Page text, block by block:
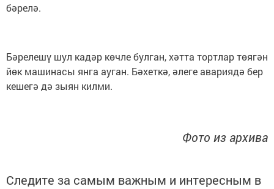
бәрелә.
Бәрелешү шул кадәр көчле булган, хәтта тортлар төягән
йөк машинасы янга ауган. Бәхеткә, әлеге авариядә бер
кешегә дә зыян килми.
Фото из архива
Следите за самым важным и интересным в